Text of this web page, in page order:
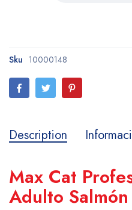
Sku 10000148
Description
Max Cat
Adulto